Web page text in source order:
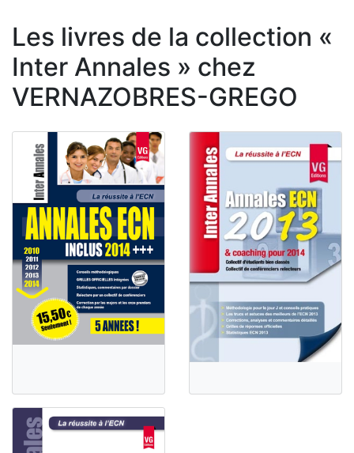
Les livres de la collection «
Inter Annales » chez
VERNAZOBRES-GREGO